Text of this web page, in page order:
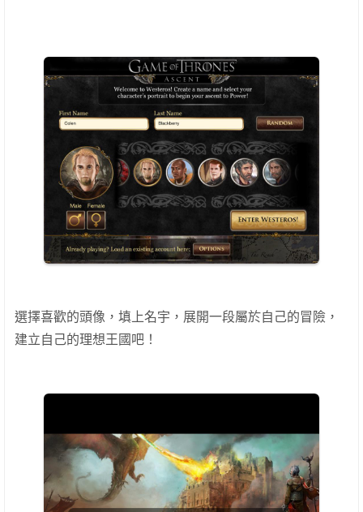
選擇喜歡的頭像，填上名宇，展開一段屬於自己的冒險，
建立自己的理想王國吧！